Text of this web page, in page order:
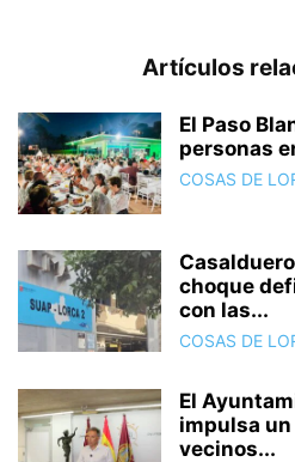
SEÑORITAS CON
PEDRO MENCHON SEÑORITAS CON
Artículos
El Paso
personas
COSAS DE
choque
con las...
COSAS DE
El
impulsa un
vecinos...